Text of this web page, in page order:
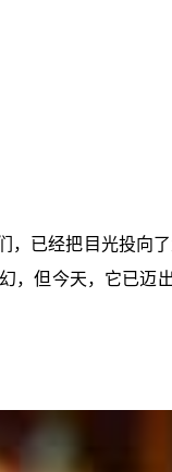
已经把目光投向
，但今天，它已迈